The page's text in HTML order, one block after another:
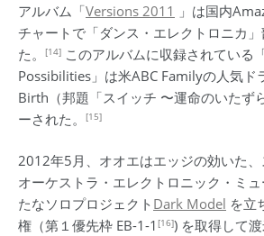
アルバム「Versions 2011 」は国内
チャートで「ダンス・エレクトロニカ
た。
[14] このアルバムに収録されている
Possibilities」は米ABC Familyの人気ド
Birth（邦題「スイッチ 〜運命のいたず
ーされた。
[15]
2012年5月、オオエはエッジの効いた
オーケストラ・エレクトロニック・ミ
たなソロプロジェクト Dark Model を立
権（第１優先枠 EB-1-1 [16]) を取得して